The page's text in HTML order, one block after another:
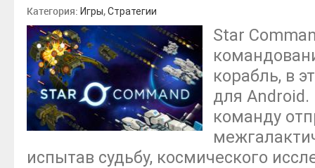
Категория: Игры,Стратегии
Star
корабль, в
для
команду
испытав судьбу, космического